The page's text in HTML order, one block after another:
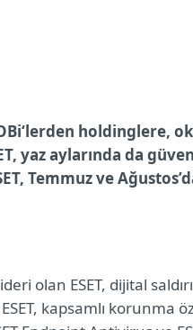
holdinglere,
yaz aylarında da
Temmuz ve
olan ESET, dijital
kapsamlı